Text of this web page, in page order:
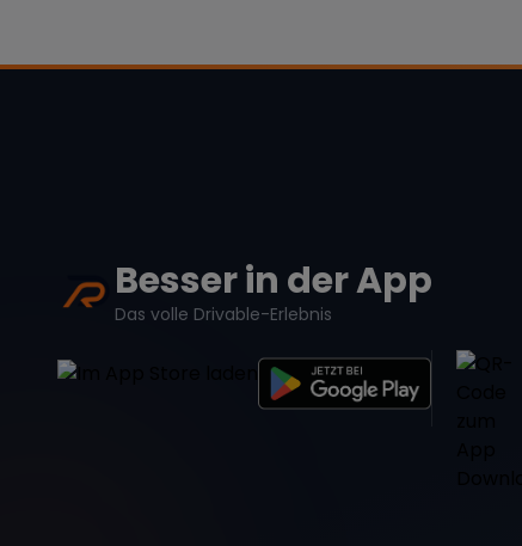
Besser in der App
Das volle Drivable-Erlebnis